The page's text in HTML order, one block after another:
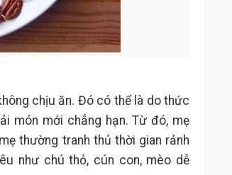
chịu ăn. Đó có thể là do thức
món mới chẳng hạn. Từ đó, mẹ
thường tranh thủ thời gian rảnh
như chú thỏ, cún con, mèo dễ